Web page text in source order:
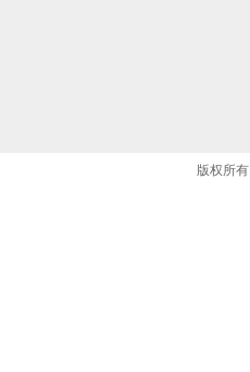
版权所有